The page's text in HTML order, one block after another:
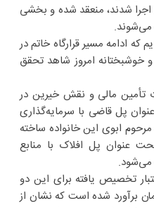
اجرا شدند، منعقد شده و بخشی
که ادامه مسیر قرارگاه خاتم در
و خوشبختانه امروز شاهد تحقق
تأمین مالی و نقش خیرین در
پل قاضی با سرمایه‌گذاری
ابوی این خانواده ساخته
عنوان پل افلاک با منابع
می‌شود.
تخصیص یافته برای این دو
بر ۳۵۰ میلیارد تومان برآورد شده است که نشان از